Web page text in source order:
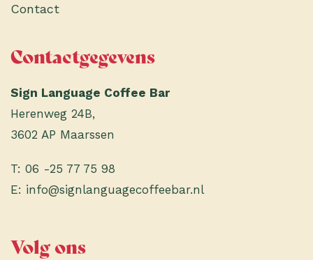
Contact
Contactgegevens
Sign Language Coffee Bar
Herenweg 24B,
3602 AP Maarssen
T:06 -25 77 75 98
E: info@signlanguagecoffeebar.nl
Volg ons